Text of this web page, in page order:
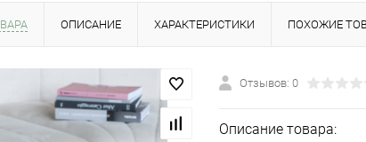
ОПИСАНИЕ ХАРАКТЕРИСТИКИ ПОХОЖИЕ
Отзывов: 0
Описание товара: